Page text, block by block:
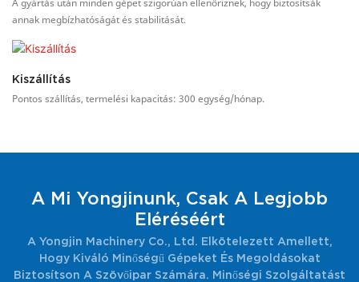
annak megbízhatóságát és stabilitását.
Kiszállítás
Pontos szállítás, termelési kapacitás: 300 egység/hónap.
A Mi Yongjinunk, Csak A Legjobb
Eléréséért
A Yongjin Machinery Co., Ltd. Elkötelezett Amellett,
Hogy Kiváló Minőségű Gépeket És Megoldásokat
Biztosítson A Szövőipar Számára. Minőségi Szolgáltatást